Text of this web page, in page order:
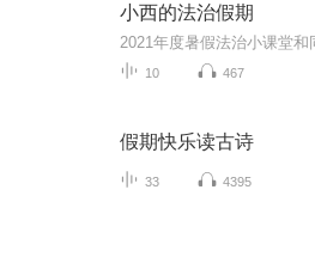
小西的法治假期
10 467
假期快乐读古诗
33 4395